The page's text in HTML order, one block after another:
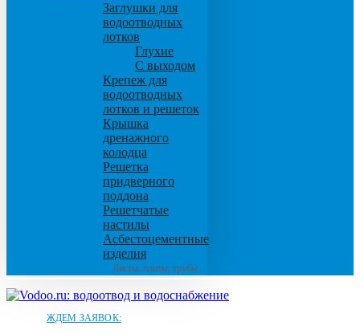
Заглушки для
водоотводных
лотков
Глухие
С выходом
Крепеж для
водоотводных
лотков и решеток
Крышка
дренажного
колодца
Решетка
придверного
поддона
Решетчатые
настилы
Асбестоцементные
изделия
Листы, плиты, трубы
ЖДЕМ ЗАЯВОК: